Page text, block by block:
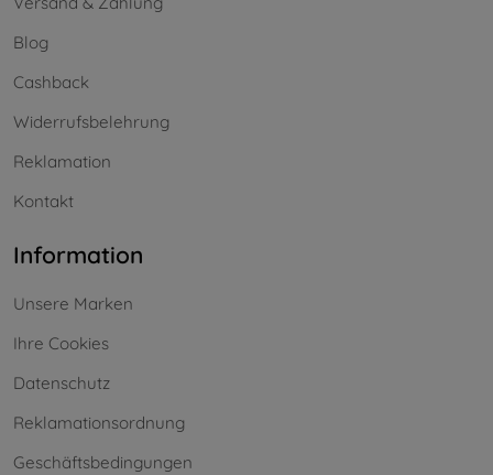
Blog
Cashback
Widerrufsbelehrung
Reklamation
Kontakt
Information
Unsere Marken
Ihre Cookies
Datenschutz
Reklamationsordnung
Geschäftsbedingungen